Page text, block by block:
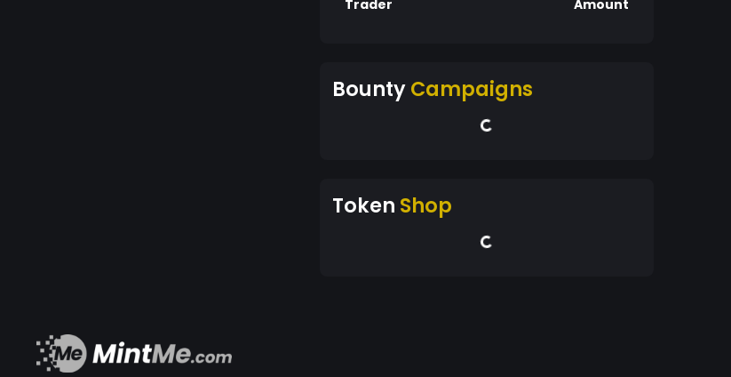
Trader Amount
BountyCampaigns
Token Shop